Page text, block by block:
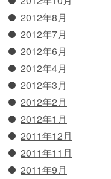
2012年8月
2012年7月
2012年6月
2012年4月
2012年3月
2012年2月
2012年1月
2011年12月
2011年11月
2011年9月